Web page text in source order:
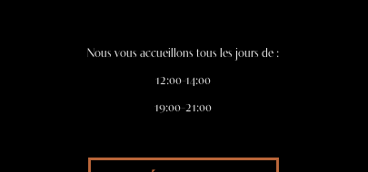
Nous vous accueillons tous les jours de :
12:00–14:00
19:00–21:00